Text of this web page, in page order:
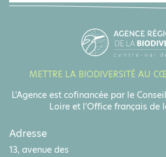
Adresse
13, avenue des
METTRE LA BIODIVERSITÉ AU
L'Agence est cofinancée par le
Loire et l'Office français de